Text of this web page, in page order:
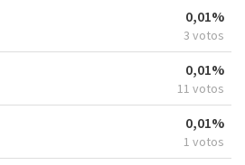
0,01%
3 votos
0,01%
11 votos
0,01%
1 votos